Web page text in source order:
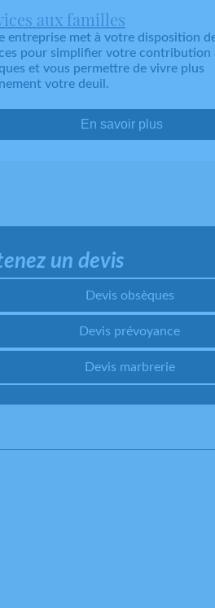
aux familles
entreprise met à votre disposition
pour simplifier votre contribution
et vous permettre de vivre plus
votre deuil.
En savoir plus
un devis
Devis obsèques
Devis prévoyance
Devis marbrerie